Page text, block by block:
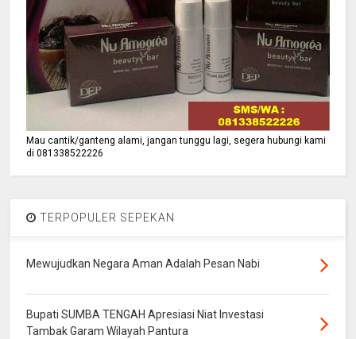
Mau cantik/ganteng alami, jangan tunggu lagi, segera hubungi kami
di 081338522226
TERPOPULER SEPEKAN
Mewujudkan Negara Aman Adalah Pesan Nabi
Bupati SUMBA TENGAH Apresiasi Niat Investasi
Tambak Garam Wilayah Pantura